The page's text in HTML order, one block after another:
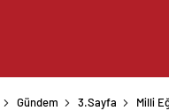
Gündem 3.Sayfa Milli